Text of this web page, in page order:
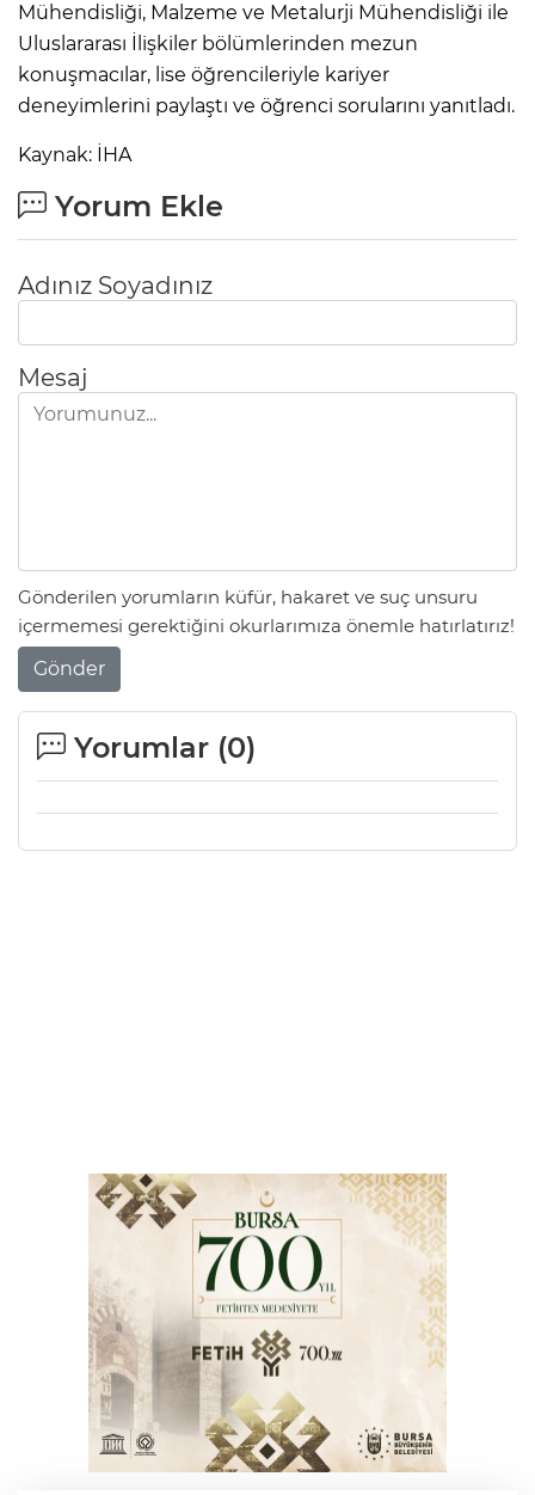
Mühendisliği, Malzeme ve Metalurji Mühendisliği ile
Uluslararası İlişkiler bölümlerinden mezun
konuşmacılar, lise öğrencileriyle kariyer
deneyimlerini paylaştı ve öğrenci sorularını yanıtladı.
Kaynak: İHA
Yorum Ekle
Adınız Soyadınız
Mesaj
Gönderilen yorumların küfür, hakaret ve suç unsuru
içermemesi gerektiğini okurlarımıza önemle hatırlatırız!
Gönder
Yorumlar (0)